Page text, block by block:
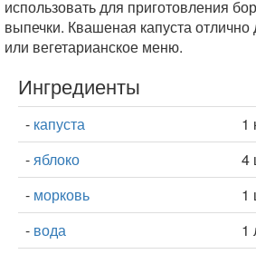
использовать для приготовления
выпечки. Квашеная капуста отлично
или вегетарианское меню.
Ингредиенты
- капуста
1
-яблоко
4
- морковь
1
- вода
1